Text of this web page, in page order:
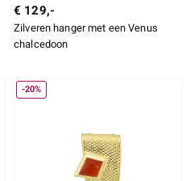
€ 129,-
Zilveren hanger met een Venus
chalcedoon
-20%